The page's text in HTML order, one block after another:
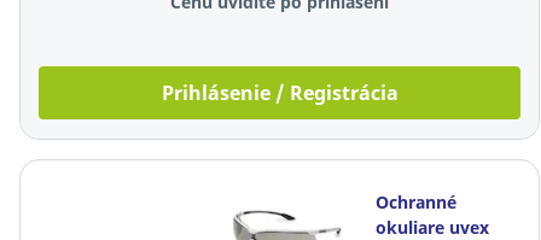
Prihlásenie / Registrácia
Ochranné
okuliare uvex